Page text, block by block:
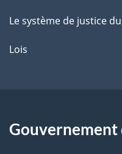
Le système de justice
Lois
Gouvernement